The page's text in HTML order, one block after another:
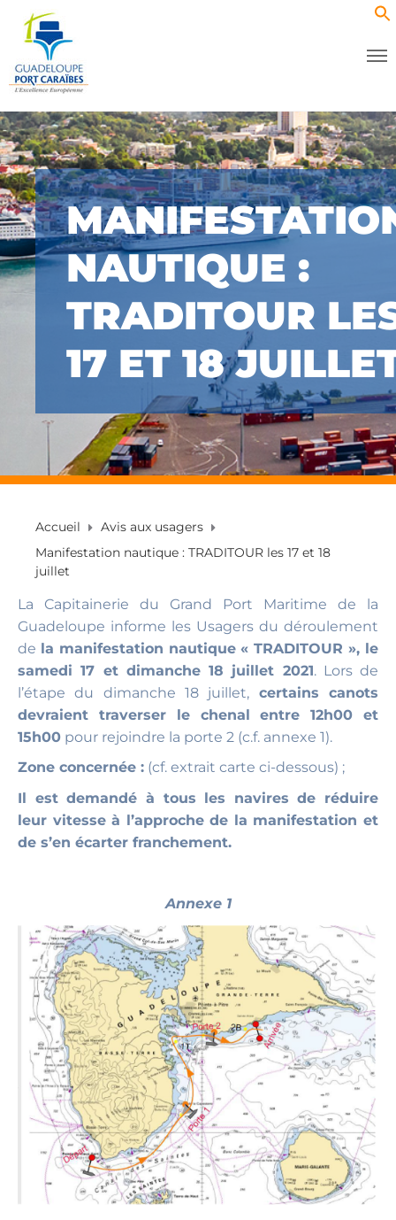
NAUTIQUE :
TRADITOUR
17 ET 18
Accueil
Avis aux usagers
Manifestation nautique : TRADITOUR les 17 et 18
juillet
La Capitainerie du Grand Port Maritime de la
Guadeloupe informe les Usagers du déroulement
de la manifestation nautique « TRADITOUR », le
samedi 17 et dimanche 18 juillet 2021. Lors de
l’étape du dimanche 18 juillet, certains canots
devraient traverser le chenal entre 12h00 et
15h00 pour rejoindre la porte 2 (c.f. annexe 1).
Zone concernée : (cf. extrait carte ci-dessous) ;
Il est demandé à tous les navires de réduire
leur vitesse à l’approche de la manifestation et
de s’en écarter franchement.
Annexe 1